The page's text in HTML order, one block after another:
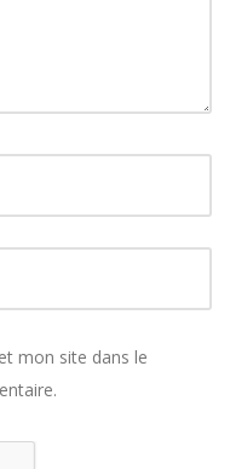
mon site dans le